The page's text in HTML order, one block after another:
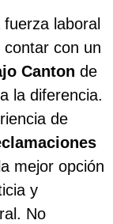
laboral
con un
Canton de
la diferencia.
de
mejor opción
y
No